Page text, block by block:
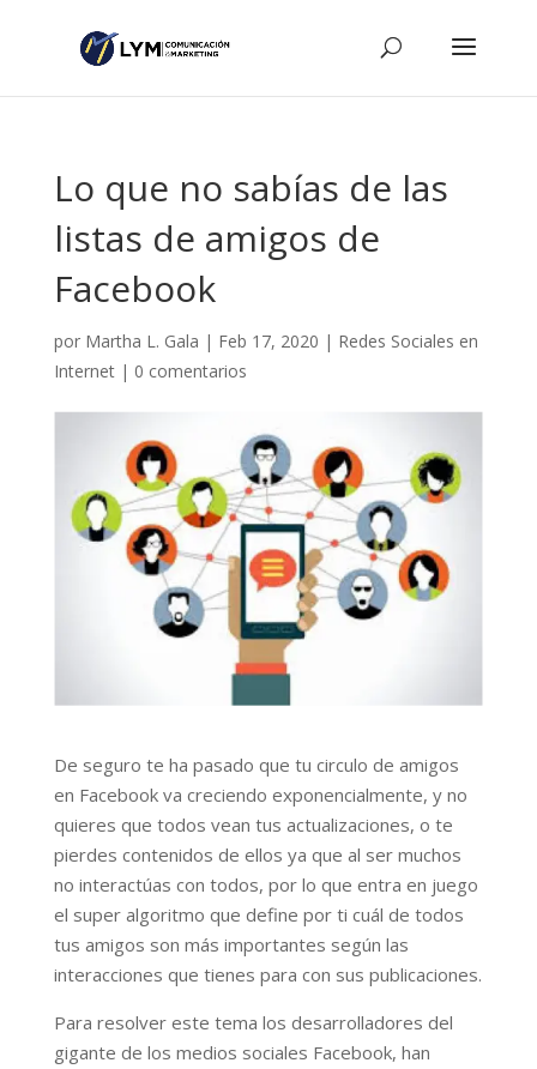
Lo que no sabías de las
listas de amigos de
Facebook
por Martha L. Gala | Feb 17, 2020 | Redes Sociales en
Internet| 0 comentarios
De seguro te ha pasado que tu circulo de amigos
en Facebook va creciendo exponencialmente, y no
quieres que todos vean tus actualizaciones, o te
pierdes contenidos de ellos ya que al ser muchos
no interactúas con todos, por lo que entra en juego
el super algoritmo que define por ti cuál de todos
tus amigos son más importantes según las
interacciones que tienes para con sus publicaciones.
Para resolver este tema los desarrolladores del
gigante de los medios sociales Facebook, han